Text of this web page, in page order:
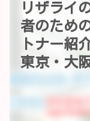
リザライ
者のため
トナー紹
東京・大阪